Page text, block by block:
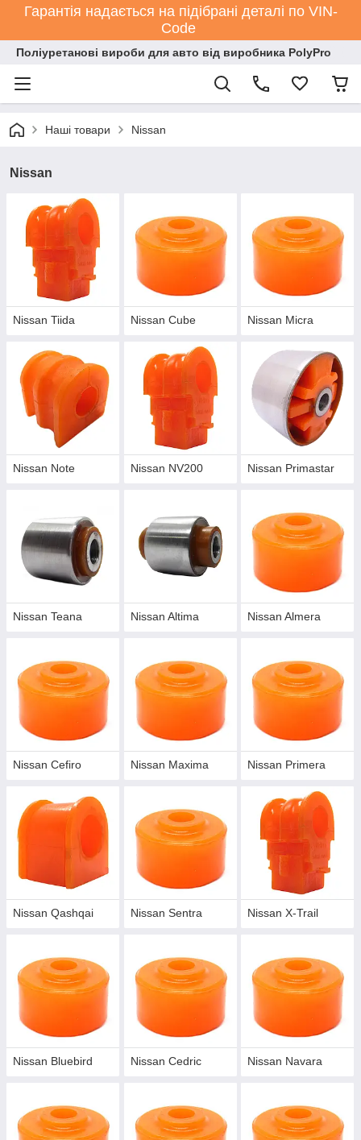
Гарантія надається на підібрані деталі по VIN-
Code
Поліуретанові вироби для авто від виробника PolyPro
Наші товари Nissan
Nissan
Nissan Tiida Nissan Cube Nissan Micra
Nissan Note Nissan NV200 Nissan Primastar
Nissan Teana Nissan Altima Nissan Almera
Nissan Cefiro Nissan Maxima Nissan Primera
Nissan Qashqai Nissan Sentra Nissan X-Trail
Nissan Bluebird Nissan Cedric Nissan Navara